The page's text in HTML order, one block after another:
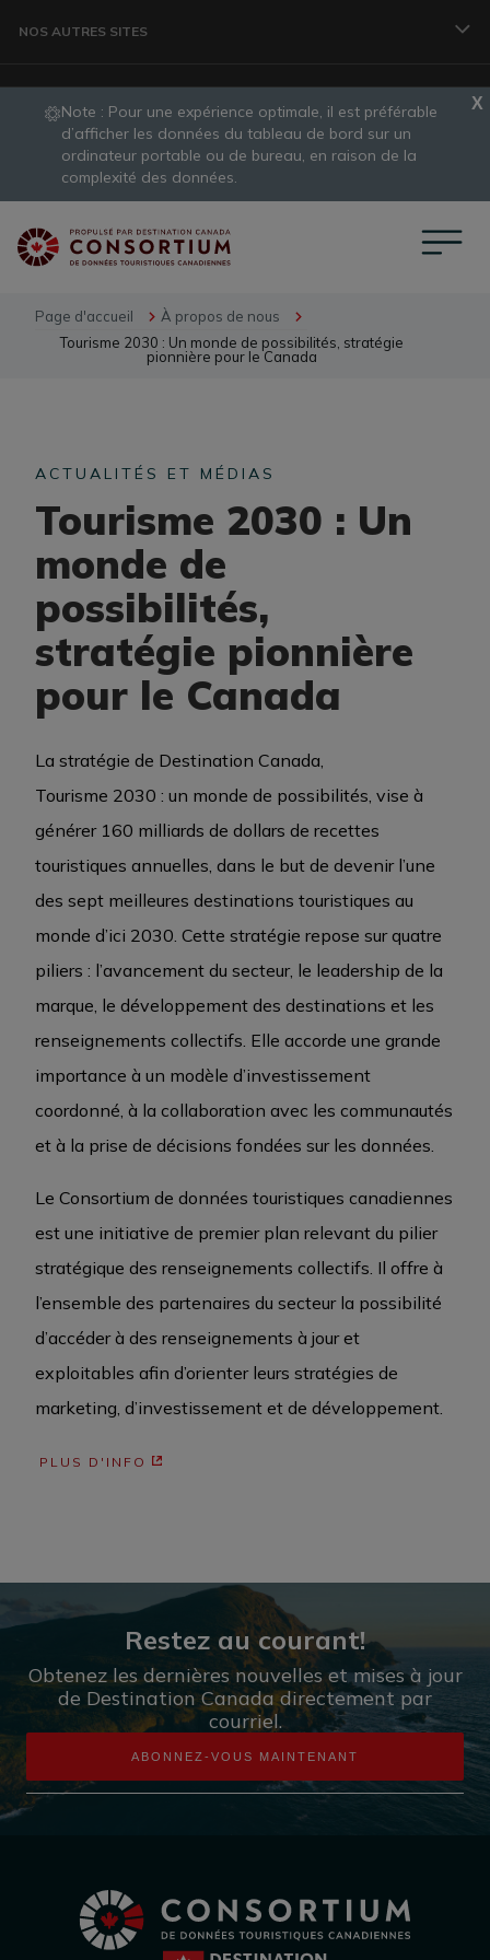
NOS AUTRES SITES
VOYAGEURS
ORGANISME
DÉVELOPPEMENT DES DESTINATIONS
ÉVÉNEMENTS D’AFFAIRES
MÉDIATHÈQUE
ARCHIVES
slide
1
Note : Pour une expérience optimale, il est préférable
d’afficher les données du tableau de bord sur un
ordinateur portable ou de bureau, en raison de la
complexité des données.
Page d'accueil
À propos de nous
Tourisme 2030 : Un monde de possibilités, stratégie
pionnière pour le Canada
ACTUALITÉS ET MÉDIAS
Tourisme 2030 : Un
monde de
possibilités,
stratégie pionnière
pour le Canada
La stratégie de Destination Canada,
Tourisme 2030 : un monde de possibilités, vise à
générer 160 milliards de dollars de recettes
touristiques annuelles, dans le but de devenir l’une
des sept meilleures destinations touristiques au
monde d’ici 2030. Cette stratégie repose sur quatre
piliers : l’avancement du secteur, le leadership de la
marque, le développement des destinations et les
renseignements collectifs. Elle accorde une grande
importance à un modèle d’investissement
coordonné, à la collaboration avec les communautés
et à la prise de décisions fondées sur les données.
Le Consortium de données touristiques canadiennes
est une initiative de premier plan relevant du pilier
stratégique des renseignements collectifs. Il offre à
l’ensemble des partenaires du secteur la possibilité
d’accéder à des renseignements à jour et
exploitables afin d’orienter leurs stratégies de
marketing, d’investissement et de développement.
PLUS D'INFO
Restez au courant!
Obtenez les dernières nouvelles et mises à jour
de Destination Canada directement par
courriel.
ABONNEZ-VOUS MAINTENANT